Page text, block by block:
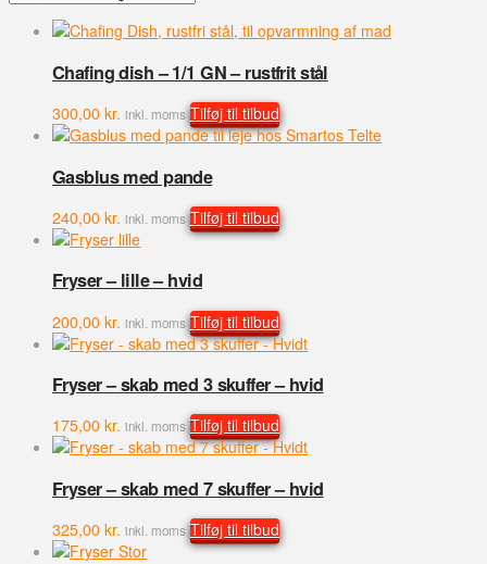
Chafing dish – 1/1 GN – rustfrit stål
300,00 kr. inkl. moms Tilføj til tilbud
Gasblus med pande
240,00 kr. inkl. moms Tilføj til tilbud
Fryser – lille – hvid
200,00 kr. inkl. moms Tilføj til tilbud
Fryser – skab med 3 skuffer – hvid
175,00 kr. inkl. moms Tilføj til tilbud
Fryser – skab med 7 skuffer – hvid
325,00 kr. inkl. moms Tilføj til tilbud